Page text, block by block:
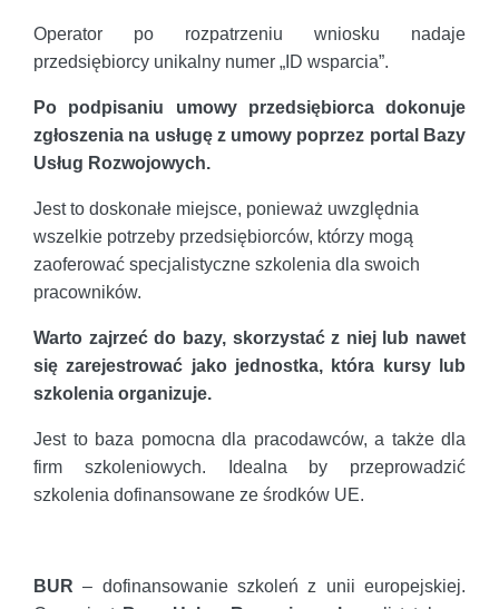
Operator po rozpatrzeniu wniosku nadaje
przedsiębiorcy unikalny numer „ID wsparcia”.
Po podpisaniu umowy przedsiębiorca dokonuje
zgłoszenia na usługę z umowy poprzez portal Bazy
Usług Rozwojowych.
Jest to doskonałe miejsce, ponieważ uwzględnia
wszelkie potrzeby przedsiębiorców, którzy mogą
zaoferować specjalistyczne szkolenia dla swoich
pracowników.
Warto zajrzeć do bazy, skorzystać z niej lub nawet
się zarejestrować jako jednostka, która kursy lub
szkolenia organizuje.
Jest to baza pomocna dla pracodawców, a także dla
firm szkoleniowych. Idealna by przeprowadzić
szkolenia dofinansowane ze środków UE.
BUR – dofinansowanie szkoleń z unii europejskiej.